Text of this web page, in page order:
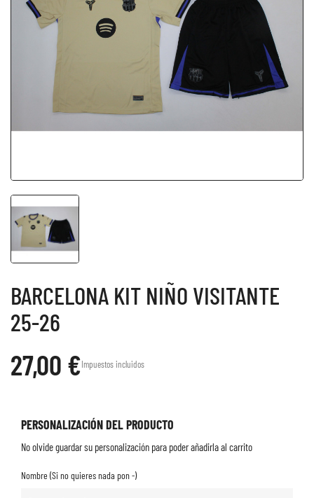
BARCELONA KIT NIÑO VISITANTE
25-26
27,00 €Impuestos incluidos
PERSONALIZACIÓN DEL PRODUCTO
No olvide guardar su personalización para poder añadirla al carrito
Nombre (Si no quieres nada pon -)